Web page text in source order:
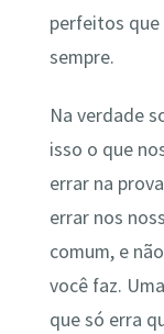
perfeitos que
sempre.
Na verdade
isso o que
errar na
errar nos
comum, e
você faz.
que só erra